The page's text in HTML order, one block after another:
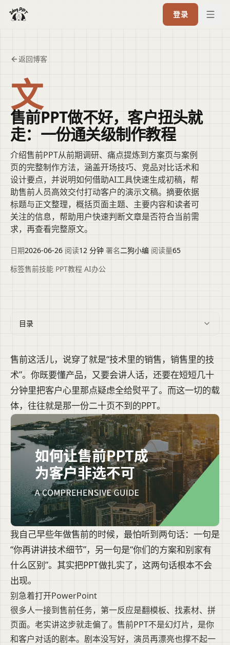
登录
返回博客
文
售前PPT做不好，客户扭头就
走：一份通关级制作教程
介绍售前PPT从前期调研、痛点提炼到方案页与案例
页的完整制作方法，涵盖开场技巧、竞品对比话术和
设计要点，并说明如何借助AI工具快速生成初稿，帮
助售前人员高效交付打动客户的演示文稿。摘要依据
标题与正文整理，概括页面主题、主要内容和读者可
关注的信息，帮助用户快速判断文章是否符合当前需
求，再查看完整原文。
日期2026-06-26 阅读12 分钟 署名二狗小编 阅读量65
标签售前技能 PPT教程 AI办公
目录
售前这活儿，说穿了就是“技术里的销售，销售里的技
术”。你既要懂产品，又要会讲人话，还要在短短几十
分钟里把客户心里那点疑虑全给熨平了。而这一切的载
体，往往就是那一份二十页不到的PPT。
我自己早些年做售前的时候，最怕听到两句话：一句是
“你再讲讲技术细节”，另一句是“你们的方案和别家有
什么区别”。其实把PPT做扎实了，这两句话根本不会
出现。
别急着打开PowerPoint
很多人一接到售前任务，第一反应是翻模板、找素材、拼
页面。老实讲这步就走偏了。售前PPT不是幻灯片，是你
和客户对话的剧本。剧本没写好，演员再漂亮也撑不起一